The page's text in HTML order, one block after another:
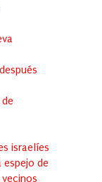
israelíes
espejo de